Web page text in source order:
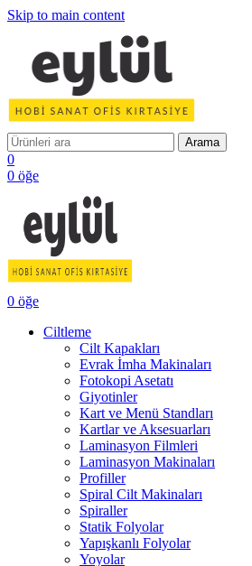
Skip to main content
Arama
0
0 öğe
0 öğe
Ciltleme
Cilt Kapakları
Evrak İmha Makinaları
Fotokopi Asetatı
Giyotinler
Kart ve Menü Standları
Kartlar ve Aksesuarları
Laminasyon Filmleri
Laminasyon Makinaları
Profiller
Spiral Cilt Makinaları
Spiraller
Statik Folyolar
Yapışkanlı Folyolar
Yoyolar